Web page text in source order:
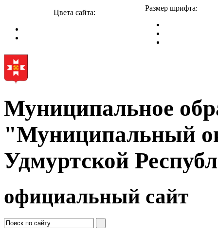
Цвета сайта:
Размер шрифта:
Муниципальное
"Муниципальный
Удмуртской
официальный сайт